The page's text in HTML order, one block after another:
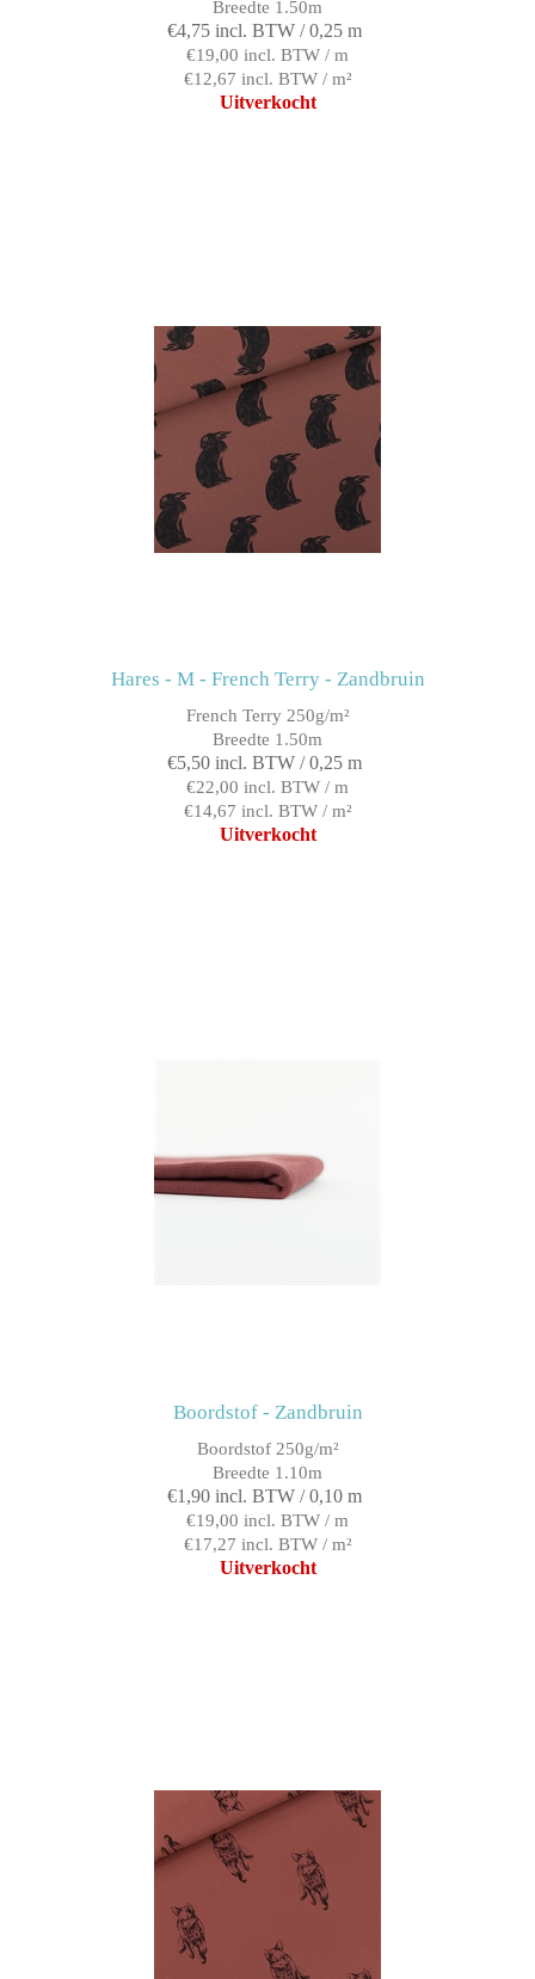
Breedte 1.50m
€4,75 incl. BTW / 0,25 m
€19,00 incl. BTW / m
€12,67 incl. BTW / m²
Uitverkocht
Hares - M - French Terry - Zandbruin
French Terry 250g/m²
Breedte 1.50m
€5,50 incl. BTW / 0,25 m
€22,00 incl. BTW / m
€14,67 incl. BTW / m²
Uitverkocht
Boordstof - Zandbruin
Boordstof 250g/m²
Breedte 1.10m
€1,90 incl. BTW / 0,10 m
€19,00 incl. BTW / m
€17,27 incl. BTW / m²
Uitverkocht